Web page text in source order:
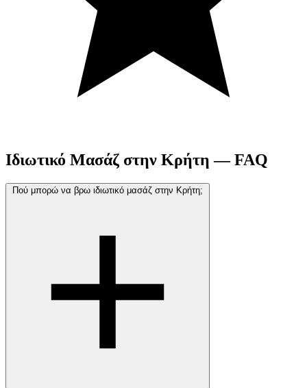
Ιδιωτικό Μασάζ στην Κρήτη— FAQ
Πού μπορώ να βρω ιδιωτικό μασάζ στην Κρήτη;